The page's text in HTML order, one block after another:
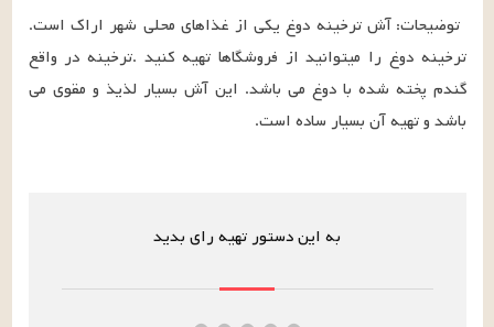
باشد و تهیه آن بسیار ساده است.
به این دستور تهیه رای بدید